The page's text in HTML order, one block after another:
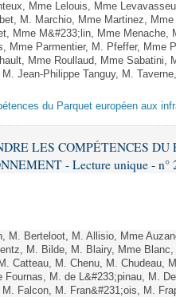
Mme Lelouis, Mme
M. Marchio, Mme Martinez,
Mme M&#233;lin, Mme Menache,
Mme Parmentier, M. Pfeffer, Mme
Mme Roullaud, Mme
M. Jean-Philippe Tanguy, M.
du Parquet européen aux
LES COMPÉTENCES
- Lecture unique - n°
M. Berteloot, M. Allisio, Mme
M. Bilde, M. Blairy, Mme
Catteau, M. Chenu, M. Chudeau,
Fournas, M. de L&#233;pinau, M.
M. Falcon, M. Fran&#231;ois, M.